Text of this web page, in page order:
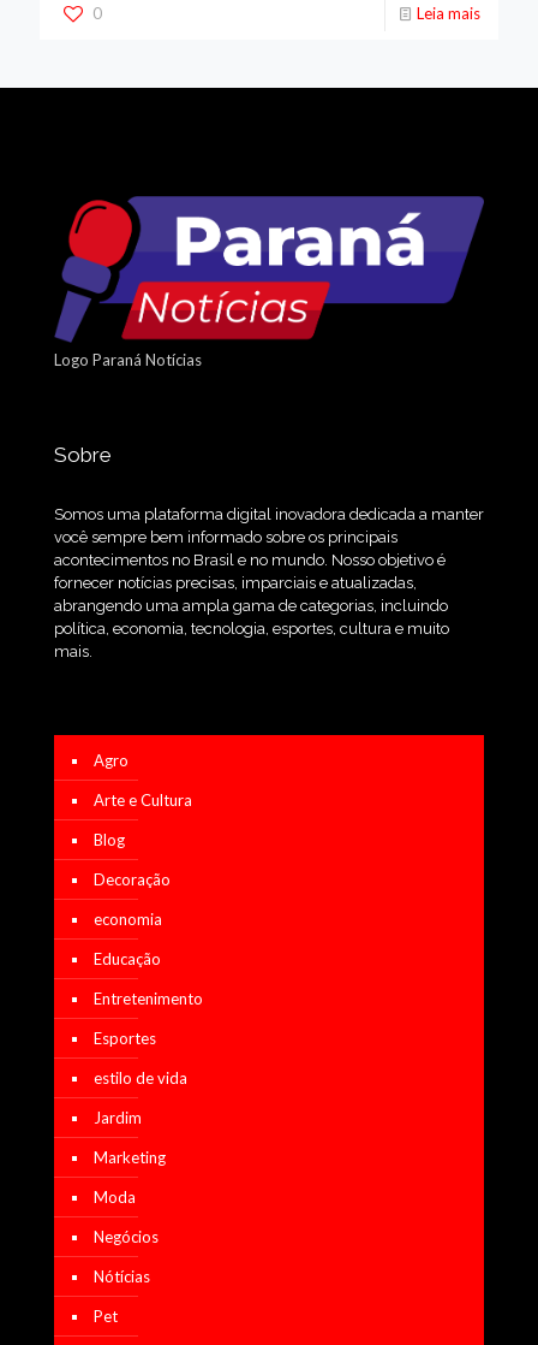
0 Leia mais
Logo Paraná Notícias
Sobre
Somos uma plataforma digital inovadora dedicada a manter
você sempre bem informado sobre os principais
acontecimentos no Brasil e no mundo. Nosso objetivo é
fornecer notícias precisas, imparciais e atualizadas,
abrangendo uma ampla gama de categorias, incluindo
política, economia, tecnologia, esportes, cultura e muito
mais.
Agro
Arte e Cultura
Blog
Decoração
economia
Educação
Entretenimento
Esportes
estilo de vida
Jardim
Marketing
Moda
Negócios
Nótícias
Pet